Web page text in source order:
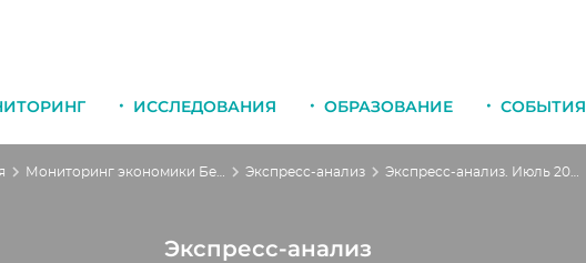
ИССЛЕДОВАНИЯ ОБРАЗОВАНИЕ СОБЫТИЯ
Мониторинг экономики Беларуси Экспресс-анализ Экспресс-анализ. Июль 2023
Экспресс-анализ